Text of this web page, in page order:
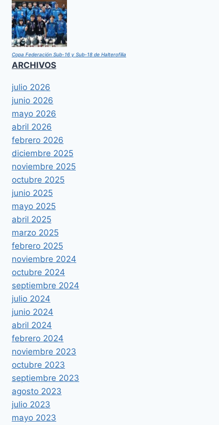
Copa Federación Sub-16 y Sub-18 de Halterofilia
ARCHIVOS
julio 2026
junio 2026
mayo 2026
abril 2026
febrero 2026
diciembre 2025
noviembre 2025
octubre 2025
junio 2025
mayo 2025
abril 2025
marzo 2025
febrero 2025
noviembre 2024
octubre 2024
septiembre 2024
julio 2024
junio 2024
abril 2024
febrero 2024
noviembre 2023
octubre 2023
septiembre 2023
agosto 2023
julio 2023
mayo 2023